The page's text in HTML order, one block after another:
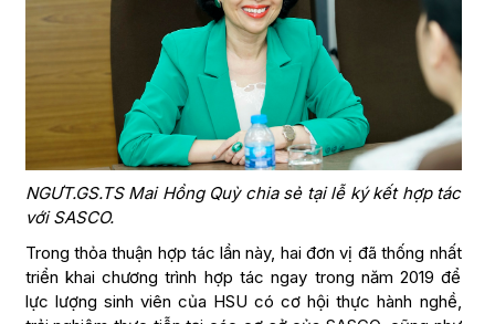
NGƯT.GS.TS Mai Hồng Quỳ chia sẻ tại lễ ký kết hợp tác
với SASCO.
Trong thỏa thuận hợp tác lần này, hai đơn vị đã thống nhất
triển khai chương trình hợp tác ngay trong năm 2019 để
lực lượng sinh viên của HSU có cơ hội thực hành nghề,